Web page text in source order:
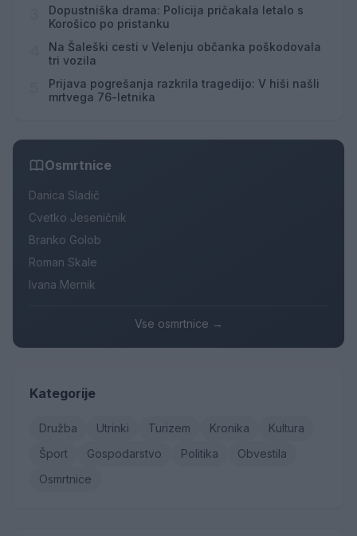
Dopustniška drama: Policija pričakala letalo s
Korošico po pristanku
Na Šaleški cesti v Velenju občanka poškodovala
tri vozila
Prijava pogrešanja razkrila tragedijo: V hiši našli
mrtvega 76-letnika
Osmrtnice
Danica Sladič
Cvetko Jeseničnik
Branko Golob
Roman Skale
Ivana Mernik
Vse osmrtnice →
Kategorije
Družba Utrinki Turizem Kronika
Kultura
Šport
Gospodarstvo Politika
Obvestila
Osmrtnice